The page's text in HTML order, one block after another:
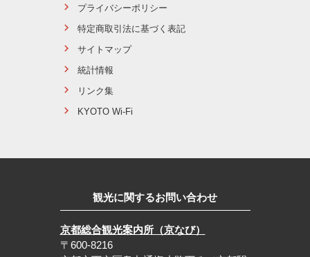
プライバシーポリシー
特定商取引法に基づく表記
サイトマップ
統計情報
リンク集
KYOTO Wi-Fi
観光に関するお問い合わせ
京都総合観光案内所（京なび）
〒600-8216